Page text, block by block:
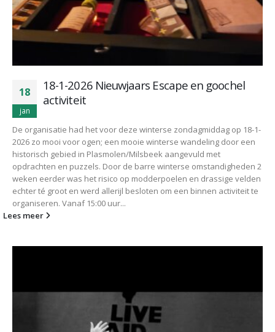
18
jan
18-1-2026 Nieuwjaars Escape en goochel
activiteit
De organisatie had het voor deze winterse zondagmiddag op 18-1-
2026 zo mooi voor ogen; een mooie winterse wandeling door een
historisch gebied in Plasmolen/Milsbeek aangevuld met
opdrachten en puzzels. Door de barre winterse omstandigheden 2
weken eerder was het risico op modderpoelen en drassige velden
echter té groot en werd allerijl besloten om een binnen activiteit te
organiseren. Vanaf 15:00 uur...
Lees meer